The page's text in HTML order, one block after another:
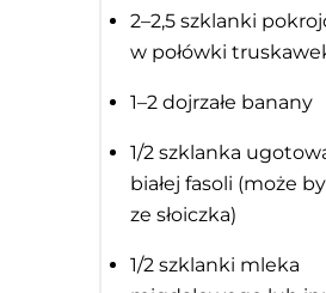
2–2,5 szklanki
w połówki
1–2 dojrzałe banany
1/2 szklanka
białej fasoli (może
ze słoiczka)
1/2 szklanki mleka